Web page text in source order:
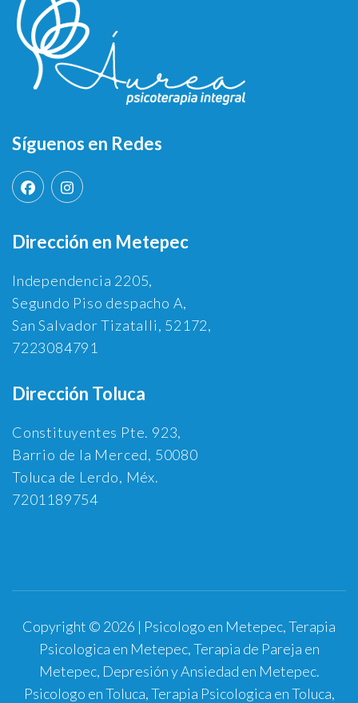
Síguenos en Redes
Dirección en Metepec
Independencia 2205,
Segundo Piso despacho A,
San Salvador Tizatalli, 52172,
7223084791
Dirección Toluca
Constituyentes Pte. 923,
Barrio de la Merced, 50080
Toluca de Lerdo, Méx.
7201189754
Copyright © 2026 | Psicologo en Metepec, Terapia
Psicologica en Metepec, Terapia de Pareja en
Metepec, Depresión y Ansiedad en Metepec.
Psicologo en Toluca, Terapia Psicologica en Toluca,